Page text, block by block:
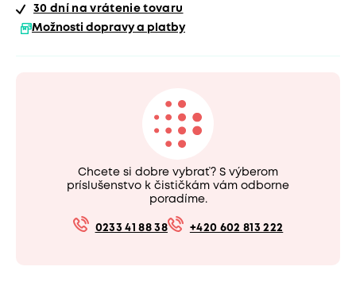
30 dní na vrátenie tovaru
Možnosti dopravy a platby
Chcete si dobre vybrať? S výberom
príslušenstvo k čističkám vám odborne
poradíme.
0233 41 88 38 +420 602 813 222